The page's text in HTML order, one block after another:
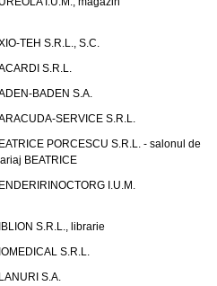
TEH S.R.L., S.C.
S.R.L.
BADEN S.A.
SERVICE S.R.L.
PORCESCU S.R.L. - salonul de
BEATRICE
I.U.M.
S.R.L., librarie
S.R.L.
S.A.